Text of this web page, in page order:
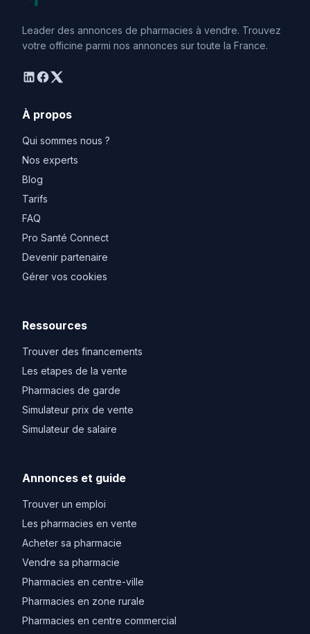
Leader des annonces de pharmacies à vendre. Trouvez
votre officine parmi nos annonces sur toute la France.
linkedin
facebook
twitter
À propos
Qui sommes nous ?
Nos experts
Blog
Tarifs
FAQ
Pro Santé Connect
Devenir partenaire
Gérer vos cookies
Ressources
Trouver des financements
Les etapes de la vente
Pharmacies de garde
Simulateur prix de vente
Simulateur de salaire
Annonces et guide
Trouver un emploi
Les pharmacies en vente
Acheter sa pharmacie
Vendre sa pharmacie
Pharmacies en centre-ville
Pharmacies en zone rurale
Pharmacies en centre commercial